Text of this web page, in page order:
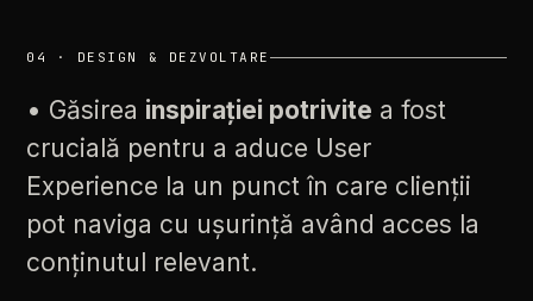
04 · DESIGN & DEZVOLTARE
• Găsirea inspirației potrivite a fost
crucială pentru a aduce User
Experience la un punct în care clienții
pot naviga cu ușurință având acces la
conținutul relevant.